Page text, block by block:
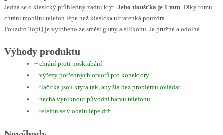
Jedná se o klasický průhledný zadní kryt. Jeho tloušťka je 1 mm. Díky tomu
chrání mobilní telefon lépe než klasická ultratenká pouzdra.
Pouzdro TopQ je vyrobeno ze směsi gumy a silikonu. Je pružné a odolné.
Výhody produktu
+ chrání proti poškrábání
+ výřezy potřebných otvorů pro konektory
+ tlačítka jsou kryta tak, aby šla bez problému ovládat
+ nechá vyniknout původní barvu telefonu
+ telefon se v obalu lépe drží